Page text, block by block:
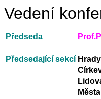
Vedení
Předseda
Předsedající sekcí
Města